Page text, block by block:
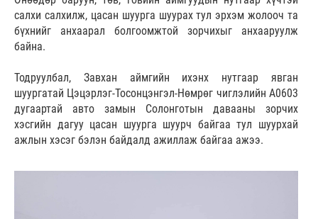
салхи салхилж, цасан шуурга шуурах тул эрхэм жолооч та
бүхнийг анхаарал болгоомжтой зорчихыг анхааруулж
байна.
Тодруулбал, Завхан аймгийн ихэнх нутгаар явган
шуургатай Цэцэрлэг-Тосонцэнгэл-Нөмрөг чиглэлийн А0603
дугаартай авто замын Солонготын давааны зорчих
хэсгийн дагуу цасан шуурга шуурч байгаа тул шуурхай
ажлын хэсэг бэлэн байдалд ажиллаж байгаа ажээ.